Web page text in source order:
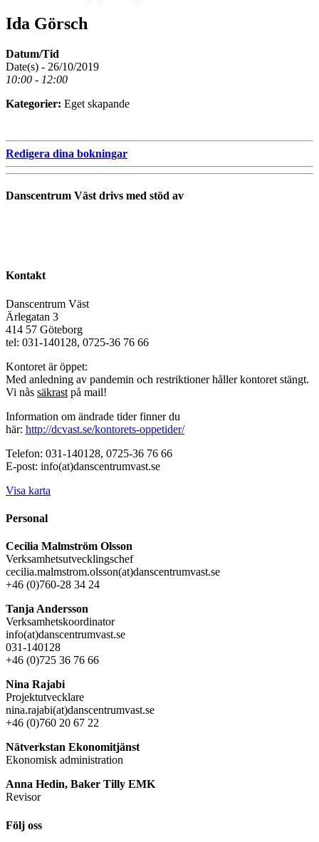
Ida Görsch
Datum/Tid
Date(s) - 26/10/2019
10:00 - 12:00
Kategorier: Eget skapande
Redigera dina bokningar
Danscentrum Väst drivs med stöd av
Kontakt
Danscentrum Väst
Ärlegatan 3
414 57 Göteborg
tel: 031-140128, 0725-36 76 66
Kontoret är öppet:
Med anledning av pandemin och restriktioner håller kontoret stängt.
Vi nås säkrast på mail!
Information om ändrade tider finner du
här: http://dcvast.se/kontorets-oppetider/
Telefon: 031-140128, 0725-36 76 66
E-post: info(at)danscentrumvast.se
Visa karta
Personal
Cecilia Malmström Olsson
Verksamhetsutvecklingschef
cecilia.malmstrom.olsson(at)danscentrumvast.se
+46 (0)760-28 34 24
Tanja Andersson
Verksamhetskoordinator
info(at)danscentrumvast.se
031-140128
+46 (0)725 36 76 66
Nina Rajabi
Projektutvecklare
nina.rajabi(at)danscentrumvast.se
+46 (0)760 20 67 22
Nätverkstan Ekonomitjänst
Ekonomisk administration
Anna Hedin, Baker Tilly EMK
Revisor
Följ oss